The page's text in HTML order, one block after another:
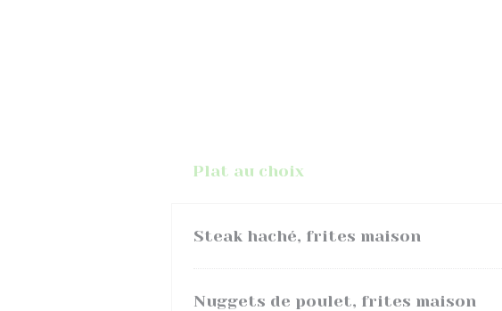
Plat au choix
Steak haché, frites maison
Nuggets de poulet, frites maison